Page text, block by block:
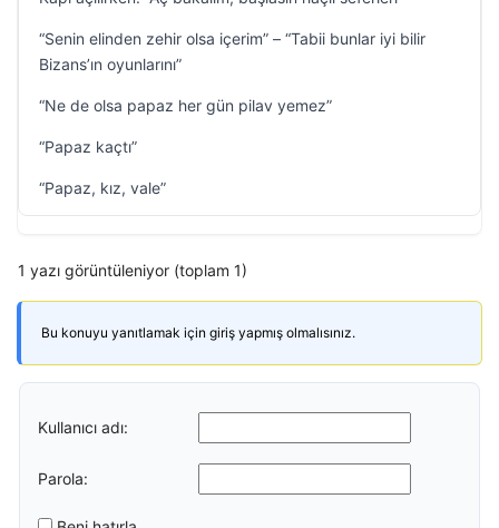
“Senin elinden zehir olsa içerim” – “Tabii bunlar iyi bilir
Bizans’ın oyunlarını”
“Ne de olsa papaz her gün pilav yemez”
“Papaz kaçtı”
“Papaz, kız, vale”
1 yazı görüntüleniyor (toplam 1)
Bu konuyu yanıtlamak için giriş yapmış olmalısınız.
Kullanıcı adı:
Parola: